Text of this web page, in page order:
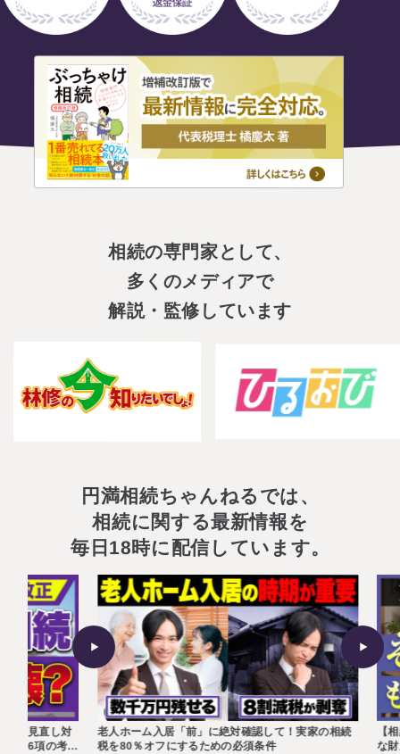
選ばれる理由
よくある質問
お客様の声
私たちについて
円満相続ちゃんねる
円満相続塾（受講生募集中）
相続の専門家として、
多くのメディアで
解説・監修しています
円満相続ちゃんねるでは、
相続に関する最新情報を
毎日18時に配信しています。
！実家の相続 【相続の新常識】2026年以降に選ぶべき「最も有利
な財産の渡し方」
「
を